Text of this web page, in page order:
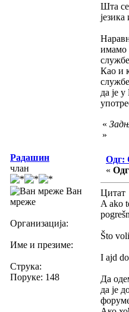
Шта се
имамо
Као и
да је
«
»
Радашин
члан
Ван
мреже
Организација:
Име и презиме:
Струка:
Поруке: 148
Одг:
«
Цитат
A ako
Što
I ajd
Да
да је